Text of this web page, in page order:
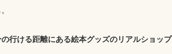
の行ける距離にある絵本グッズのリアルショップ